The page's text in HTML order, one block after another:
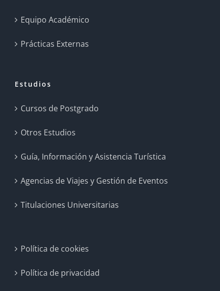
Equipo Académico
Prácticas Externas
Estudios
Cursos de Postgrado
Otros Estudios
Guía, Información y Asistencia Turística
Agencias de Viajes y Gestión de Eventos
Titulaciones Universitarias
Política de cookies
Política de privacidad